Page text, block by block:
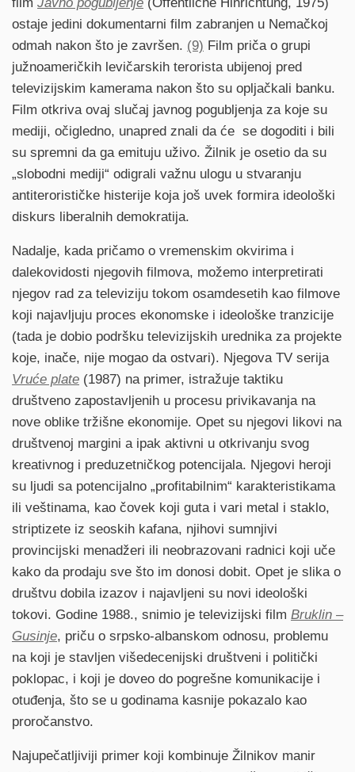
ostaje jedini dokumentarni film zabranjen u Nemačkoj
odmah nakon što je završen. (9) Film priča o grupi
južnoameričkih levičarskih terorista ubijenoj pred
televizijskim kamerama nakon što su opljačkali banku.
Film otkriva ovaj slučaj javnog pogubljenja za koje su
mediji, očigledno, unapred znali da će se dogoditi i bili
su spremni da ga emituju uživo. Žilnik je osetio da su
„slobodni mediji“ odigrali važnu ulogu u stvaranju
antiterorističke histerije koja još uvek formira ideološki
diskurs liberalnih demokratija.
Nadalje, kada pričamo o vremenskim okvirima i
dalekovidosti njegovih filmova, možemo interpretirati
njegov rad za televiziju tokom osamdesetih kao filmove
koji najavljuju proces ekonomske i ideološke tranzicije
(tada je dobio podršku televizijskih urednika za projekte
koje, inače, nije mogao da ostvari). Njegova TV serija
Vruće plate (1987) na primer, istražuje taktiku
društveno zapostavljenih u procesu privikavanja na
nove oblike tržišne ekonomije. Opet su njegovi likovi na
društvenoj margini a ipak aktivni u otkrivanju svog
kreativnog i preduzetničkog potencijala. Njegovi heroji
su ljudi sa potencijalno „profitabilnim“ karakteristikama
ili veštinama, kao čovek koji guta i vari metal i staklo,
striptizete iz seoskih kafana, njihovi sumnjivi
provincijski menadžeri ili neobrazovani radnici koji uče
kako da prodaju sve što im donosi dobit. Opet je slika o
društvu dobila izazov i najavljeni su novi ideološki
tokovi. Godine 1988., snimio je televizijski film Bruklin –
Gusinje, priču o srpsko-albanskom odnosu, problemu
na koji je stavljen višedecenijski društveni i politički
poklopac, i koji je doveo do pogrešne komunikacije i
otuđenja, što se u godinama kasnije pokazalo kao
proročanstvo.
Najupečatljiviji primer koji kombinuje Žilnikov manir